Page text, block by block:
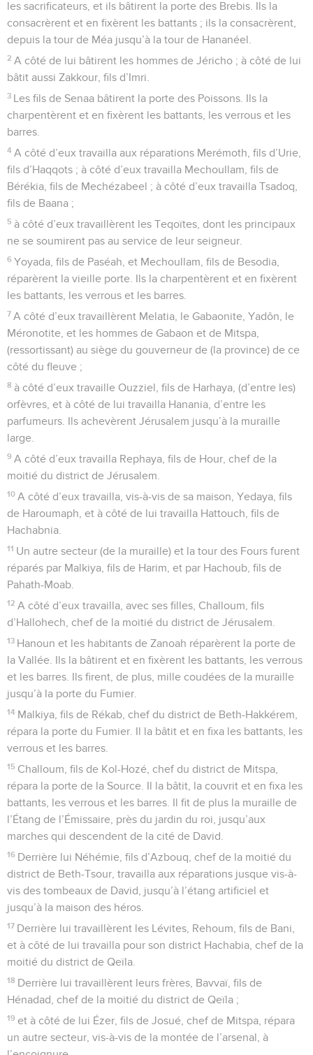
les sacrificateurs, et ils bâtirent la porte des Brebis. Ils la
consacrèrent et en fixèrent les battants ; ils la consacrèrent,
depuis la tour de Méa jusqu’à la tour de Hananéel.
2 A côté de lui bâtirent les hommes de Jéricho ; à côté de lui
bâtit aussi Zakkour, fils d’Imri.
3 Les fils de Senaa bâtirent la porte des Poissons. Ils la
charpentèrent et en fixèrent les battants, les verrous et les
barres.
4 A côté d’eux travailla aux réparations Merémoth, fils d’Urie,
fils d’Haqqots ; à côté d’eux travailla Mechoullam, fils de
Bérékia, fils de Mechézabeel ; à côté d’eux travailla Tsadoq,
fils de Baana ;
5 à côté d’eux travaillèrent les Teqoïtes, dont les principaux
ne se soumirent pas au service de leur seigneur.
6 Yoyada, fils de Paséah, et Mechoullam, fils de Besodia,
réparèrent la vieille porte. Ils la charpentèrent et en fixèrent
les battants, les verrous et les barres.
7 A côté d’eux travaillèrent Melatia, le Gabaonite, Yadôn, le
Méronotite, et les hommes de Gabaon et de Mitspa,
(ressortissant) au siège du gouverneur de (la province) de ce
côté du fleuve ;
8 à côté d’eux travaille Ouzziel, fils de Harhaya, (d’entre les)
orfèvres, et à côté de lui travailla Hanania, d’entre les
parfumeurs. Ils achevèrent Jérusalem jusqu’à la muraille
large.
9 A côté d’eux travailla Rephaya, fils de Hour, chef de la
moitié du district de Jérusalem.
10 A côté d’eux travailla, vis-à-vis de sa maison, Yedaya, fils
de Haroumaph, et à côté de lui travailla Hattouch, fils de
Hachabnia.
11 Un autre secteur (de la muraille) et la tour des Fours furent
réparés par Malkiya, fils de Harim, et par Hachoub, fils de
Pahath-Moab.
12 A côté d’eux travailla, avec ses filles, Challoum, fils
d’Hallohech, chef de la moitié du district de Jérusalem.
13 Hanoun et les habitants de Zanoah réparèrent la porte de
la Vallée. Ils la bâtirent et en fixèrent les battants, les verrous
et les barres. Ils firent, de plus, mille coudées de la muraille
jusqu’à la porte du Fumier.
14 Malkiya, fils de Rékab, chef du district de Beth-Hakkérem,
répara la porte du Fumier. Il la bâtit et en fixa les battants, les
verrous et les barres.
15 Challoum, fils de Kol-Hozé, chef du district de Mitspa,
répara la porte de la Source. Il la bâtit, la couvrit et en fixa les
battants, les verrous et les barres. Il fit de plus la muraille de
l’Étang de l’Émissaire, près du jardin du roi, jusqu’aux
marches qui descendent de la cité de David.
16 Derrière lui Néhémie, fils d’Azbouq, chef de la moitié du
district de Beth-Tsour, travailla aux réparations jusque vis-à-
vis des tombeaux de David, jusqu’à l’étang artificiel et
jusqu’à la maison des héros.
17 Derrière lui travaillèrent les Lévites, Rehoum, fils de Bani,
et à côté de lui travailla pour son district Hachabia, chef de la
moitié du district de Qeïla.
18 Derrière lui travaillèrent leurs frères, Bavvaï, fils de
Hénadad, chef de la moitié du district de Qeïla ;
19 et à côté de lui Ézer, fils de Josué, chef de Mitspa, répara
un autre secteur, vis-à-vis de la montée de l’arsenal, à